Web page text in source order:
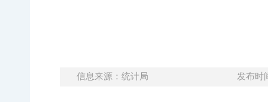
信息来源：统计局 发布时